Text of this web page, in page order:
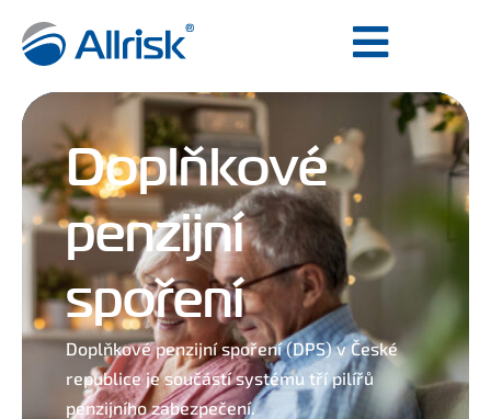
Doplňkové
penzijní
spoření
Doplňkové penzijní spoření (DPS) v České
republice je součástí systému tří pilířů
penzijního zabezpečení.